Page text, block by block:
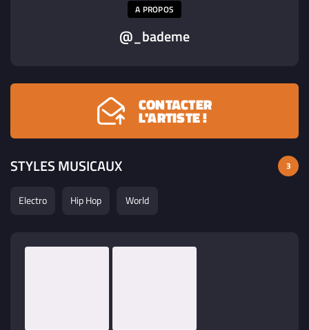
A PROPOS
@_bademe
CONTACTER
L'ARTISTE !
STYLES MUSICAUX 3
Electro Hip Hop World